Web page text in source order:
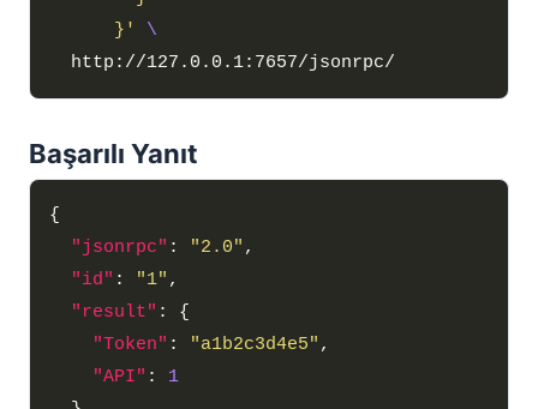
      }'
Başarılı Yanıt
"jsonrpc" : "2.0"
"id" : "1"
"result"
"Token" : "a1b2c3d4e5"
"API" : 1